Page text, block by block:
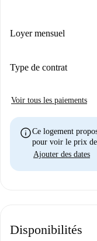
Loyer mensuel
Type de contrat
Voir tous les paiements
infoCe logement
pour voir le prix de
Ajouter des dates
Disponibilités